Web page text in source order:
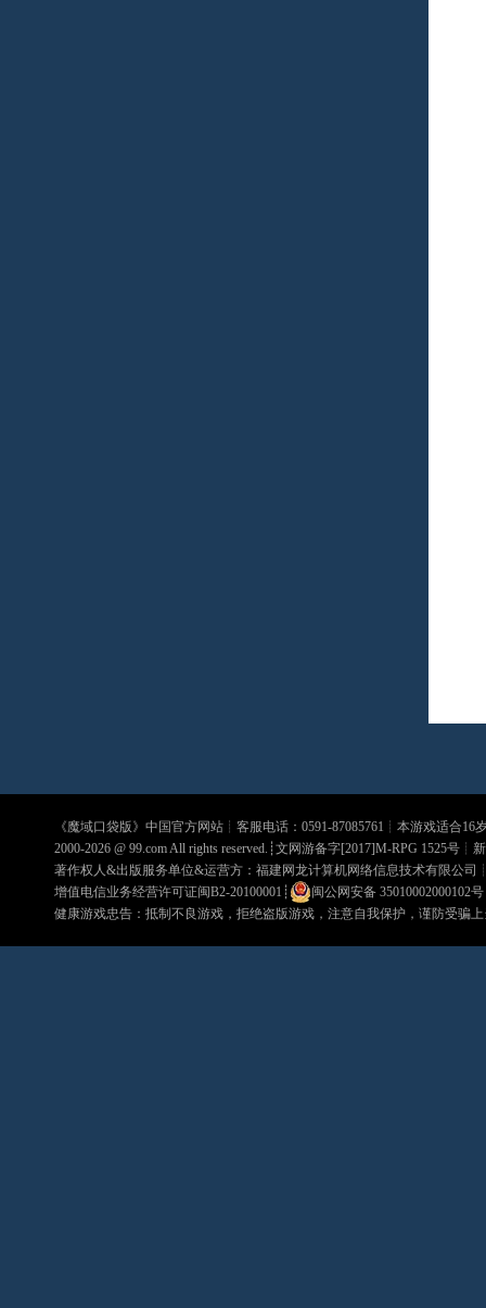
《魔域口袋版》中国官方网站┊客服电话：0591-87085761┊本游戏适合16
2000-2026 @ 99.comAll rights reserved.┊文网游备字[2017]M-RPG 1525号┊
著作权人&出版服务单位&运营方：福建网龙计算机网络信息技术有限公司
增值电信业务经营许可证闽B2-20100001 ┊ 闽公网安备 35010002000102号
健康游戏忠告：抵制不良游戏，拒绝盗版游戏，注意自我保护，谨防受骗